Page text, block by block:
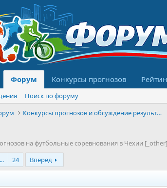
Форум Конкурсы прогнозов
Поиск по форуму
Конкурсы прогнозов и обсуждение результатов
на футбольные соревнования в Чехии
... 24 Вперёд